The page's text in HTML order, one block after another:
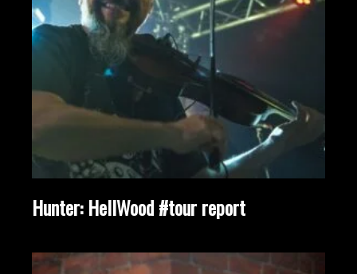
Hunter: HellWood #tour report